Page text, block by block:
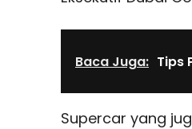
Baca Juga: Tips
Supercar yang